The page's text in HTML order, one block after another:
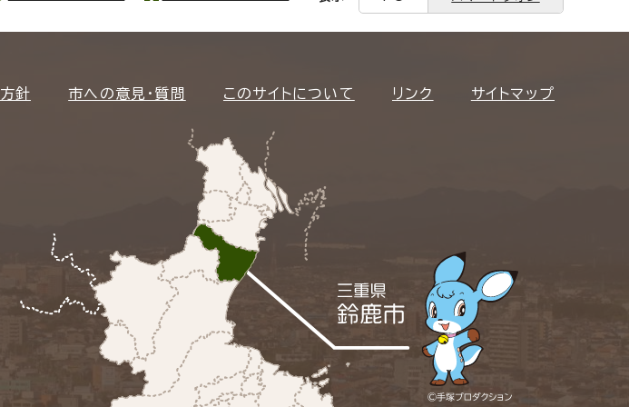
針 市への意見・質問 このサイトについて リンク サイトマップ